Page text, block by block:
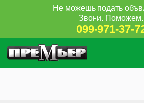
Не можешь подать
Звони. Поможем.
099-971-37-